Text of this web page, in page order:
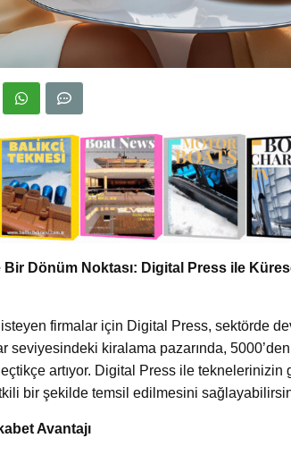
Bir Dönüm Noktası: Digital Press ile
isteyen firmalar için Digital Press, sektörde
seviyesindeki kiralama pazarında,
artıyor. Digital Press ile
bir şekilde temsil edilmesini
Avantajı